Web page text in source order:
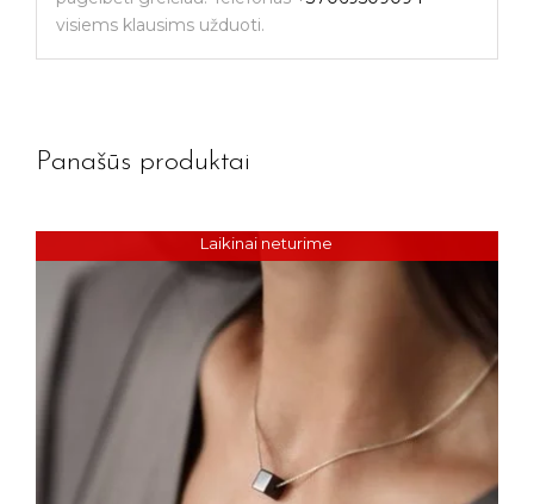
visiems klausims užduoti.
Panašūs produktai
Laikinai neturime
Jūsų el. paštas